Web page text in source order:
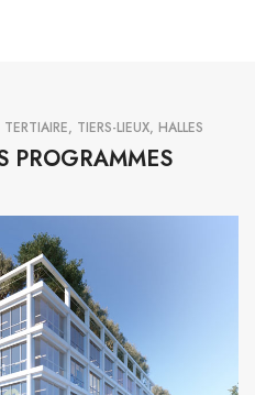
TIERS-LIEUX, HALLES
PROGRAMMES